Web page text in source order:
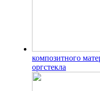
композитного
оргстекла